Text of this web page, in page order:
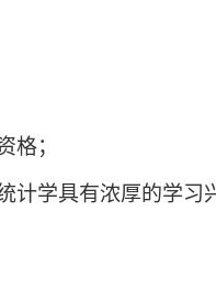
格；
计学具有浓厚的学习